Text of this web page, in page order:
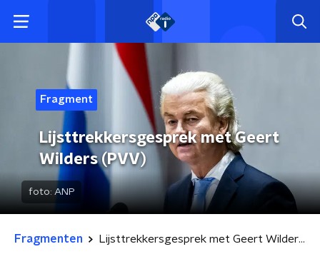
Fragment
Lijsttrekkersgesprek met Geert
Wilders (PVV)
foto: ANP
Fragmenten Lijsttrekkersgesprek met Geert Wilders (PVV)